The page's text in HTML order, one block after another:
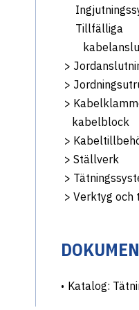
Tillfälliga
>
>
>
kabelblock
>
> Ställverk
>
> Verktyg och
Katalog: